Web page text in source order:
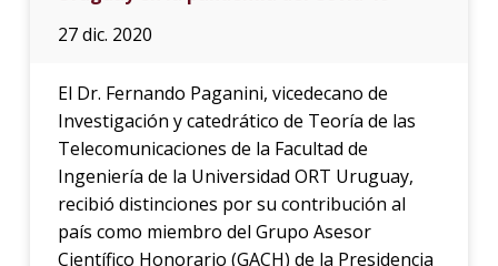
27 dic. 2020
El Dr. Fernando Paganini, vicedecano de
Investigación y catedrático de Teoría de las
Telecomunicaciones de la Facultad de
Ingeniería de la Universidad ORT Uruguay,
recibió distinciones por su contribución al
país como miembro del Grupo Asesor
Científico Honorario (GACH) de la Presidencia